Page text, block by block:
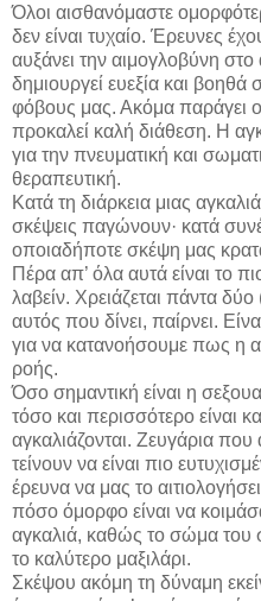
Όλοι αισθανόμαστε
δεν είναι τυχαίο. Έρευνες
αυξάνει την αιμογλοβύνη στο
δημιουργεί ευεξία και
φόβους μας. Ακόμα παράγει
προκαλεί καλή διάθεση. Η
για την πνευματική και
θεραπευτική.
Κατά τη διάρκεια μιας
σκέψεις παγώνουν· κατά
οποιαδήποτε σκέψη μας
Πέρα απ’ όλα αυτά είναι το
λαβείν. Χρειάζεται πάντα
αυτός που δίνει, παίρνει.
για να κατανοήσουμε πως η
ροής.
Όσο σημαντική είναι η
τόσο και περισσότερο είναι
αγκαλιάζονται. Ζευγάρια που
τείνουν να είναι πιο
έρευνα να μας το
πόσο όμορφο είναι να
αγκαλιά, καθώς το σώμα του
το καλύτερο μαξιλάρι.
Σκέψου ακόμη τη δύναμη